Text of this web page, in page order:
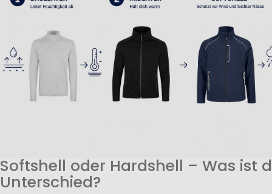
Softshell oder Hardshell – Was ist
Unterschied?